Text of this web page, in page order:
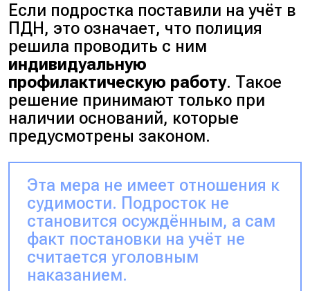
Если подростка поставили на учёт в
ПДН, это означает, что полиция
решила проводить с ним
индивидуальную
профилактическую работу. Такое
решение принимают только при
наличии оснований, которые
предусмотрены законом.
Эта мера не имеет отношения к
судимости. Подросток не
становится осуждённым, а сам
факт постановки на учёт не
считается уголовным
наказанием.